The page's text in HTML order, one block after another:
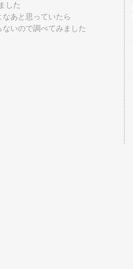
した
あと思っていたら
いので調べてみました